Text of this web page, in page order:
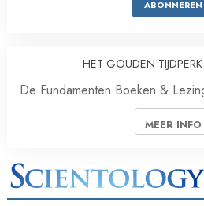
ABONNEREN
HET GOUDEN
De Fundamenten Boeken &
MEER INFO